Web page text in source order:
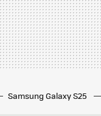
Samsung Galaxy S25